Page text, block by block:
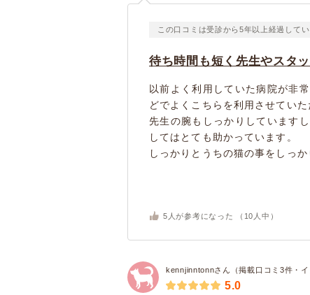
この口コミは受診から5年以上経過してい
待ち時間も短く先生やスタ
以前よく利用していた病院が非
どでよくこちらを利用させていた
先生の腕もしっかりしています
してはとても助かっています。
しっかりとうちの猫の事をしっ
5 人が参考になった （ 10 人中）
kennjinntonnさん（掲載口コミ3件・イ
5.0